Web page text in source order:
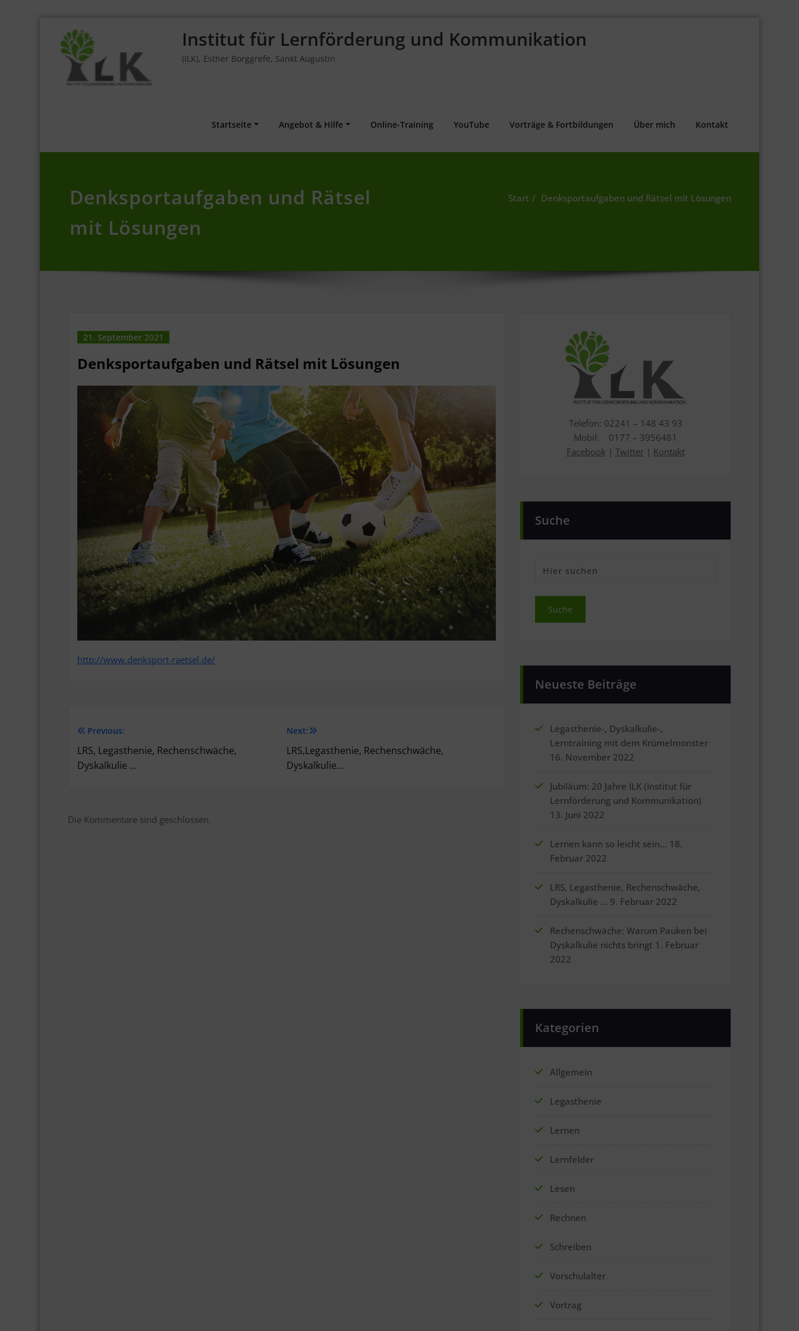
content
Institut für Lernförderung und Kommunikation
(ILK), Esther Borggrefe, Sankt Augustin
Startseite Angebot & Hilfe Online-Training YouTube Vorträge & Fortbildungen Über mich Kontakt
Denksportaufgaben und Rätsel
mit Lösungen
Start Denksportaufgaben und Rätsel mit Lösungen
21. September 2021
Denksportaufgaben und Rätsel mit Lösungen
http://www.denksport-raetsel.de/
Beitragsnavigation
Previous:
LRS, Legasthenie, Rechenschwäche,
Dyskalkulie …
Next:
LRS,Legasthenie, Rechenschwäche,
Dyskalkulie…
Die Kommentare sind geschlossen.
Telefon: 02241 – 148 43 93
Mobil: 0177 – 3956481
Facebook | Twitter| Kontakt
Suche
Neueste Beiträge
Legasthenie-, Dyskalkulie-,
Lerntraining mit dem Krümelmonster
16. November 2022
Jubiläum: 20 Jahre ILK (Institut für
Lernförderung und Kommunikation)
13. Juni 2022
Lernen kann so leicht sein… 18.
Februar 2022
LRS, Legasthenie, Rechenschwäche,
Dyskalkulie … 9. Februar 2022
Rechenschwäche: Warum Pauken bei
Dyskalkulie nichts bringt 1. Februar
2022
Kategorien
Allgemein
Legasthenie
Lernen
Lernfelder
Lesen
Rechnen
Schreiben
Vorschulalter
Vortrag